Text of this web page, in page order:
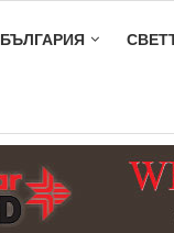
БЪЛГАРИЯ